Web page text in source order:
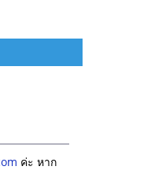
ค่ะ หาก